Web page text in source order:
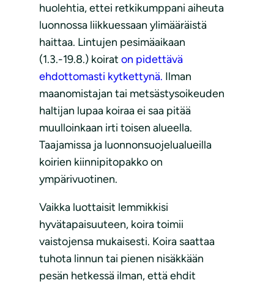
huolehtia, ettei retkikumppani aiheuta
luonnossa liikkuessaan ylimääräistä
haittaa. Lintujen pesimäaikaan
(1.3.-19.8.) koirat on pidettävä
ehdottomasti kytkettynä. Ilman
maanomistajan tai metsästysoikeuden
haltijan lupaa koiraa ei saa pitää
muulloinkaan irti toisen alueella.
Taajamissa ja luonnonsuojelualueilla
koirien kiinnipitopakko on
ympärivuotinen.
Vaikka luottaisit lemmikkisi
hyvätapaisuuteen, koira toimii
vaistojensa mukaisesti. Koira saattaa
tuhota linnun tai pienen nisäkkään
pesän hetkessä ilman, että ehdit